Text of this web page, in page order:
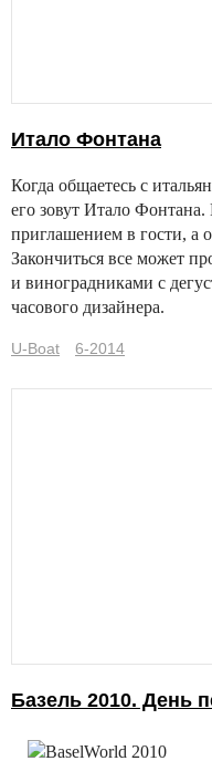
Итало Фонтана
Когда общаетесь с
его зовут Итало Фонтана.
приглашением в гости, а
Закончиться все может
и виноградниками с
часового дизайнера.
U-Boat 6-2014
Базель 2010. День